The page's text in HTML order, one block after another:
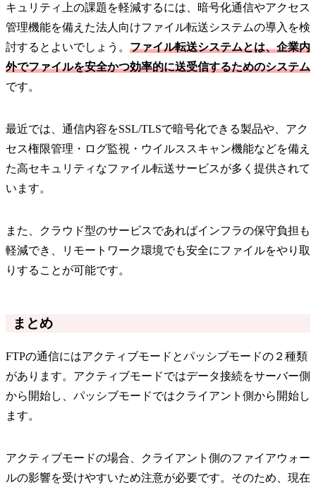
キュリティ上の課題を軽減するには、暗号化通信やアクセス
管理機能を備えた法人向けファイル転送システムの導入を検
討するとよいでしょう。 ファイル転送システムとは、企業内
外でファイルを安全かつ効率的に送受信するためのシステム
です。
最近では、通信内容をSSL/TLSで暗号化できる製品や、アク
セス権限管理・ログ監視・ウイルススキャン機能などを備え
た高セキュリティなファイル転送サービスが多く提供されて
います。
また、クラウド型のサービスであればインフラの保守負担も
軽減でき、リモートワーク環境でも安全にファイルをやり取
りすることが可能です。
まとめ
FTPの通信にはアクティブモードとパッシブモードの２種類
があります。アクティブモードではデータ接続をサーバー側
から開始し、パッシブモードではクライアント側から開始し
ます。
アクティブモードの場合、クライアント側のファイアウォー
ルの影響を受けやすいため注意が必要です。そのため、現在